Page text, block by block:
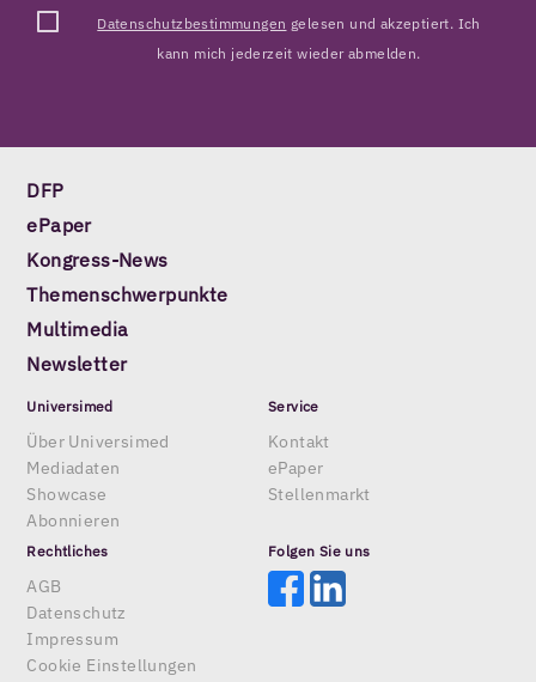
Datenschutzbestimmungen gelesen und akzeptiert. Ich
kann mich jederzeit wieder abmelden.
DFP
ePaper
Kongress-News
Themenschwerpunkte
Multimedia
Newsletter
Universimed
Über Universimed
Mediadaten
Showcase
Abonnieren
Service
Kontakt
ePaper
Stellenmarkt
Rechtliches
AGB
Datenschutz
Impressum
Cookie Einstellungen
Folgen Sie uns